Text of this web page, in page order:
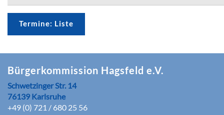
Termine: Liste
Bürgerkommission Hagsfeld e.V.
Schwetzinger Str. 14
76139 Karlsruhe
+49 (0) 721 / 680 25 56